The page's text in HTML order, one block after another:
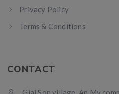
Privacy Policy
Terms & Conditions
CONTACT
Giai Son village, An My